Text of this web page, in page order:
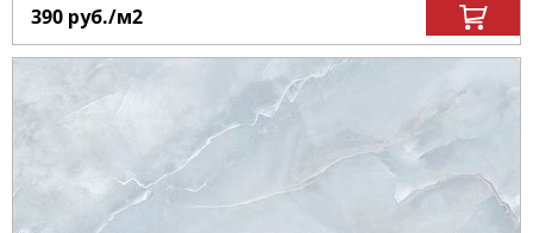
390 руб./м2